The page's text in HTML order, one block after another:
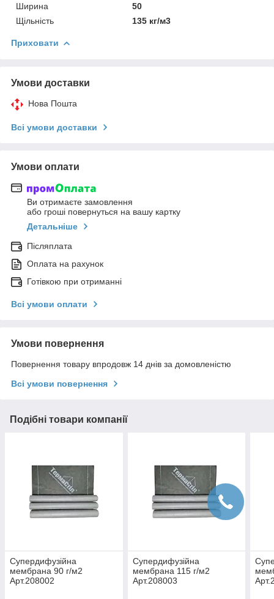
Ширина
50
Щільність
135 кг/м3
Приховати
Умови доставки
Нова Пошта
Всі умови доставки
Умови оплати
Ви отримаєте замовлення
або гроші повернуться на вашу картку
Детальніше
Післяплата
Оплата на рахунок
Готівкою при отриманні
Всі умови оплати
Умови повернення
Повернення товару впродовж 14 днів за домовленістю
Всі умови повернення
Подібні товари компанії
Супердифузійна
мембрана 90 г/м2
Арт.208002
Супердифузійна
мембрана 115 г/м2
Арт.208003